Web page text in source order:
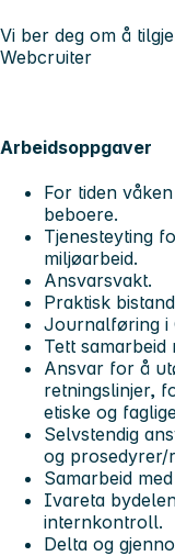
Vi ber deg om å
Webcruiter
Arbeidsoppgaver
For tiden
beboere.
Tjenesteyting
miljøarbeid.
Ansvarsvakt.
Praktisk
Journalføring i
Tett samarbeid
Ansvar for å
retningslinjer,
etiske og
Selvstendig
og prosedyrer/
Samarbeid
Ivareta
internkontroll.
Delta og